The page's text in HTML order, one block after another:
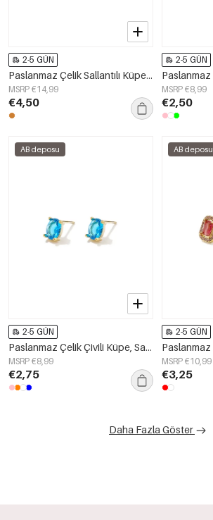
2-5 GÜN
Paslanmaz Çelik Sallantılı Küpe Kalp Şeklinde Sade Günlük Şıklık Serisi Kadın Takıları
MSRP €14,99
€4,50
2-5 GÜN
MSRP €8,99
€2,50
AB deposu
2-5 GÜN
Paslanmaz Çelik Çivili Küpe, Sade Günlük Kullanım, Sade Seri, Kadın Takıları
MSRP €8,99
€2,75
AB deposu
2-5 GÜN
MSRP €10,99
€3,25
Daha Fazla Göster